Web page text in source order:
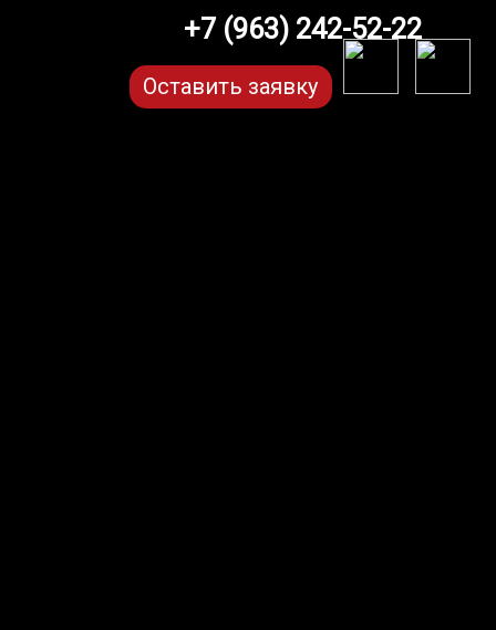
+7 (963) 242-52-22
Оставить заявку